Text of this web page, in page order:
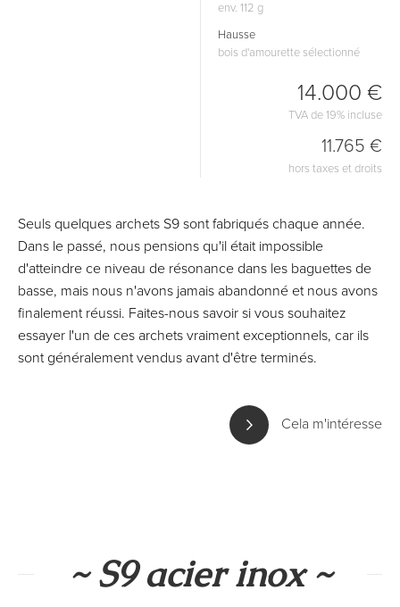
env. 112 g
Hausse
bois d'amourette sélectionné
14.000 €
TVA de 19% incluse
11.765 €
hors taxes et droits
Seuls quelques archets S9 sont fabriqués chaque année.
Dans le passé, nous pensions qu'il était impossible
d'atteindre ce niveau de résonance dans les baguettes de
basse, mais nous n'avons jamais abandonné et nous avons
finalement réussi. Faites-nous savoir si vous souhaitez
essayer l'un de ces archets vraiment exceptionnels, car ils
sont généralement vendus avant d'être terminés.
Cela m'intéresse
~ S9 acier inox ~